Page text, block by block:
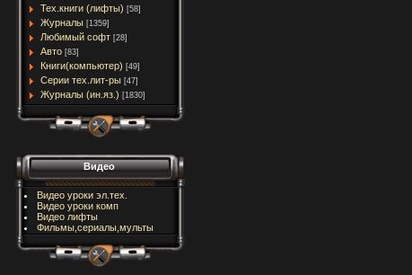
Тех.книги (лифты) [58]
Журналы [1359]
Любимый софт [28]
Авто [83]
Книги(компьютер) [49]
Серии тех.лит-ры [47]
Журналы (ин.яз.) [1830]
Видео
Видео уроки эл.тех.
Видео уроки комп
Видео лифты
Фильмы,сериалы,мульты